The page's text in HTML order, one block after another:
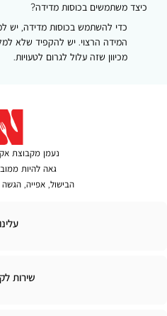
כיצד משתמשים בכוסות מדידה?
כדי להשתמש בכוסות מדידה, יש
המידה הרצוי. יש להקפיד שלא
מכיוון שזה עלול לגרום לטעויות.
נעמן מקבוצת
גאה להיות
הבישול, אפייה, הגשה
עלינו
שירות